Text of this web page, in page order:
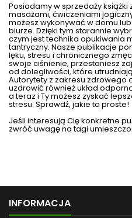
Posiadamy w sprzedaży
masażami, ćwiczeniami
możesz wykonywać w domu
biurze. Dzięki tym starannie
czym jest technika opukiwania
tantryczny. Nasze publikacje
lęku, stresu i chronicznego
swoje ciśnienie, przestaniesz
od dolegliwości, które
Autorytety z zakresu zdrowego
uzdrowić równieżukład
a teraz i Ty możesz zyskać
stresu. Sprawdź, jakie to proste!
Jeśli interesują Cię konkretne
zwróć uwagę na tagi
INFORMACJA